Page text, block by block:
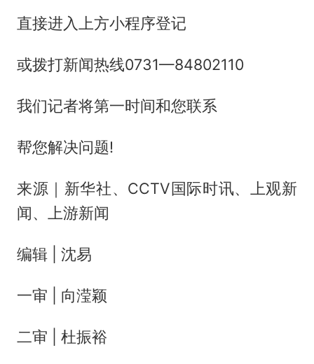
直接进入上方小程序登记
或拨打新闻热线0731—84802110
我们记者将第一时间和您联系
帮您解决问题!
来源｜新华社、CCTV国际时讯、上观新
闻、上游新闻
编辑 | 沈易
一审 | 向滢颖
二审 | 杜振裕